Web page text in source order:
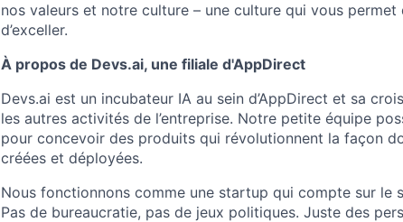
nos valeurs et notre culture – une culture qui vous permet
d’exceller.
À propos de Devs.ai, une filiale d'AppDirect
Devs.ai est un incubateur IA au sein d’AppDirect et sa
les autres activités de l’entreprise. Notre petite équipe
pour concevoir des produits qui révolutionnent la façon
créées et déployées.
Nous fonctionnons comme une startup qui compte sur le
Pas de bureaucratie, pas de jeux politiques. Juste des